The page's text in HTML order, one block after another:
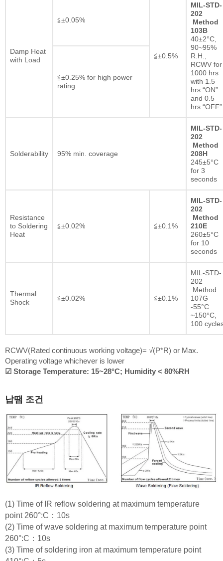
Damp Heat
with Load
≦±0.05%
≦±0.5%
MIL-STD-
202
Method
103B
40±2°C,
90~95%
R.H.,
RCWV for
1000 hrs
with 1.5
hrs “ON”
and 0.5
hrs “OFF”
≦±0.25% for high power
rating
Solderability 95% min. coverage
MIL-STD-
202
Method
208H
245±5°C
for 3
seconds
Resistance
to Soldering
Heat
≦±0.02% ≦±0.1%
MIL-STD-
202
Method
210E
260±5°C
for 10
seconds
Thermal
Shock
≦±0.02% ≦±0.1%
MIL-STD-
202
Method
107G
-55°C
~150°C,
100
RCWV(Rated continuous working voltage)= √(P*R) or Max.
Operating voltage whichever is lower
☑ Storage Temperature: 15~28°C; Humidity < 80%RH
납땜 조건
(1) Time of IR reflow soldering at maximum temperature
point 260°:C：10s
(2) Time of wave soldering at maximum temperature point
260°:C：10s
(3) Time of soldering iron at maximum temperature point